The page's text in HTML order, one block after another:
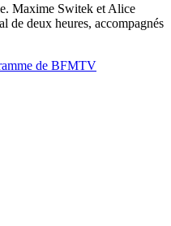
Maxime Switek et Alice
de deux heures, accompagnés
de BFMTV